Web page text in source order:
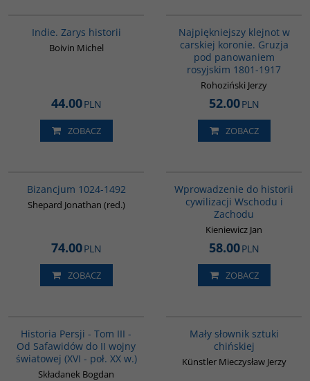
Indie. Zarys historii
Boivin Michel
44.00PLN
ZOBACZ
Najpiękniejszy klejnot w
carskiej koronie. Gruzja
pod panowaniem
rosyjskim 1801-1917
Rohoziński Jerzy
52.00PLN
ZOBACZ
Bizancjum 1024-1492
Shepard Jonathan (red.)
74.00PLN
ZOBACZ
Wprowadzenie do historii
cywilizacji Wschodu i
Zachodu
Kieniewicz Jan
58.00PLN
ZOBACZ
Historia Persji - Tom III -
Od Safawidów do II wojny
światowej (XVI - poł. XX w.)
Składanek Bogdan
Mały słownik sztuki
chińskiej
Künstler Mieczysław Jerzy